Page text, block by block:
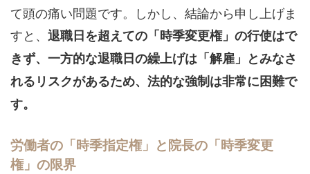
て頭の痛い問題です。しかし、結論から申し上げま
すと、 退職日を超えての「時季変更権」の行使はで
きず、一方的な退職日の繰上げは「解雇」とみなさ
れるリスクがあるため、法的な強制は非常に困難で
す。
労働者の「時季指定権」と院長の「時季変更
権」の限界